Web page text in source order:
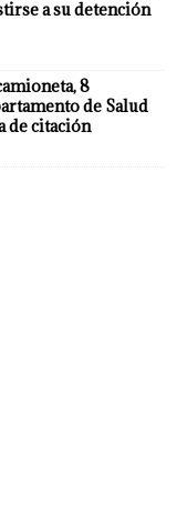
a su detención
8
de Salud
de citación